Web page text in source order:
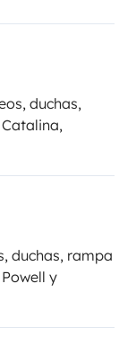
duchas,
duchas, rampa
y